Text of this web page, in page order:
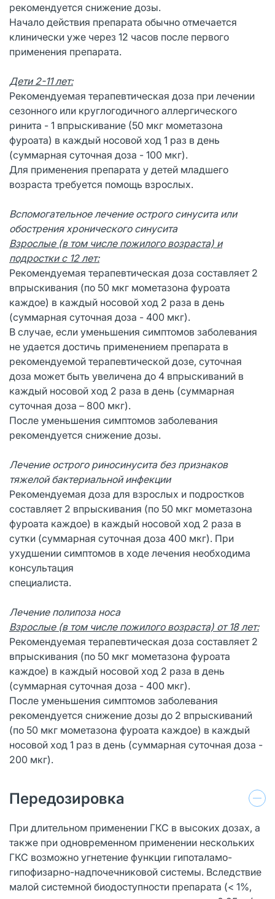
рекомендуется снижение дозы.
Начало действия препарата обычно отмечается
клинически уже через 12 часов после первого
применения препарата.
Дети 2-11 лет:
Рекомендуемая терапевтическая доза при лечении
сезонного или круглогодичного аллергического
ринита - 1 впрыскивание (50 мкг мометазона
фуроата) в каждый носовой ход 1 раз в день
(суммарная суточная доза - 100 мкг).
Для применения препарата у детей младшего
возраста требуется помощь взрослых.
Вспомогательное лечение острого синусита или
обострения хронического синусита
Взрослые (в том числе пожилого возраста) и
подростки с 12 лет:
Рекомендуемая терапевтическая доза составляет 2
впрыскивания (по 50 мкг мометазона фуроата
каждое) в каждый носовой ход 2 раза в день
(суммарная суточная доза - 400 мкг).
В случае, если уменьшения симптомов заболевания
не удается достичь применением препарата в
рекомендуемой терапевтической дозе, суточная
доза может быть увеличена до 4 впрыскиваний в
каждый носовой ход 2 раза в день (суммарная
суточная доза – 800 мкг).
После уменьшения симптомов заболевания
рекомендуется снижение дозы.
Лечение острого риносинусита без признаков
тяжелой бактериальной инфекции
Рекомендуемая доза для взрослых и подростков
составляет 2 впрыскивания (по 50 мкг мометазона
фуроата каждое) в каждый носовой ход 2 раза в
сутки (суммарная суточная доза 400 мкг). При
ухудшении симптомов в ходе лечения необходима
консультация
специалиста.
Лечение полипоза носа
Взрослые (в том числе пожилого возраста) от 18 лет:
Рекомендуемая терапевтическая доза составляет 2
впрыскивания (по 50 мкг мометазона фуроата
каждое) в каждый носовой ход 2 раза в день
(суммарная суточная доза - 400 мкг).
После уменьшения симптомов заболевания
рекомендуется снижение дозы до 2 впрыскиваний
(по 50 мкг мометазона фуроата каждое) в каждый
носовой ход 1 раз в день (суммарная суточная доза -
200 мкг).
Передозировка
При длительном применении ГКС в высоких дозах, а
также при одновременном применении нескольких
ГКС возможно угнетение функции гипоталамо-
гипофизарно-надпочечниковой системы. Вследствие
малой системной биодоступности препарата (< 1%,